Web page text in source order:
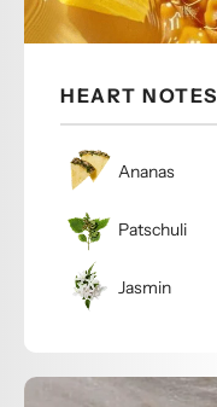
HEART NOTES
Ananas
Patschuli
Jasmin